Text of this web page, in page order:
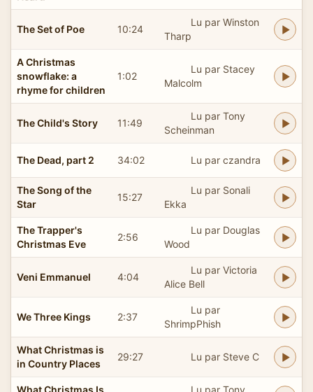
The Set of Poe 10:24
Lu par Winston
Tharp
A Christmas
snowflake: a
rhyme for children
1:02
Lu par Stacey
Malcolm
The Child's Story 11:49
Lu par Tony
Scheinman
The Dead, part 2 34:02 Lu par czandra
The Song of the
Star
15:27
Lu par Sonali
Ekka
The Trapper's
Christmas Eve
2:56
Lu par Douglas
Wood
Veni Emmanuel 4:04
Lu par Victoria
Alice Bell
We Three Kings 2:37
Lu par
ShrimpPhish
What Christmas is
in Country Places
29:27 Lu par Steve C
What Christmas Is Lu par Tony